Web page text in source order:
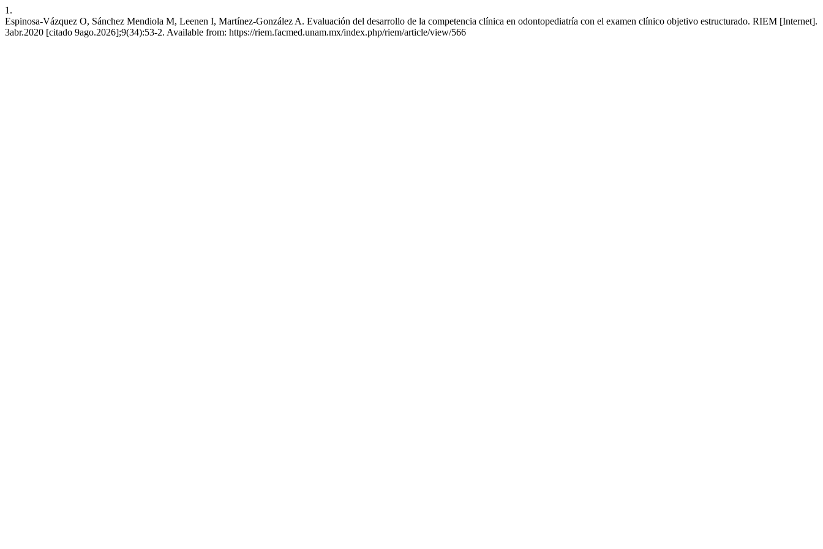
1.
Espinosa-Vázquez O, Sánchez Mendiola M, Leenen I, Martínez-González A. Evaluación del desarrollo de la competencia clínica en odontopediatría con el examen clínico objetivo estructurado. RIEM [Internet].
3abr.2020 [citado 9ago.2026];9(34):53-2. Available from: https://riem.facmed.unam.mx/index.php/riem/article/view/566